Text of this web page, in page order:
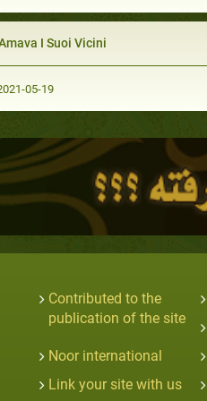
I Suoi Vicini
05-19
Contributed to the
publication of the site
Noor international
Link your site with us